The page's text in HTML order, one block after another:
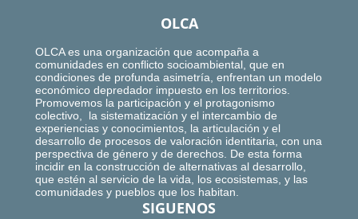
OLCA
OLCA es una organización que acompaña a
comunidades en conflicto socioambiental, que en
condiciones de profunda asimetría, enfrentan un modelo
económico depredador impuesto en los territorios.
Promovemos la participación y el protagonismo
colectivo, la sistematización y el intercambio de
experiencias y conocimientos, la articulación y el
desarrollo de procesos de valoración identitaria, con una
perspectiva de género y de derechos. De esta forma
incidir en la construcción de alternativas al desarrollo,
que estén al servicio de la vida, los ecosistemas, y las
comunidades y pueblos que los habitan.
SIGUENOS